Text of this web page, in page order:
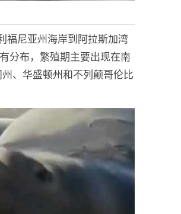
福尼亚州海岸到阿拉斯加湾
分布，繁殖期主要出现在南
、华盛顿州和不列颠哥伦比